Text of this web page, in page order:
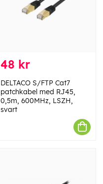
48 kr
DELTACO S/FTP Cat7
patchkabel med RJ45,
0,5m, 600MHz, LSZH,
svart